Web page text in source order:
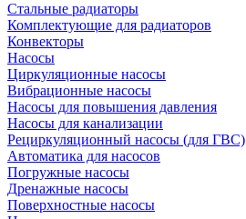
Стальные радиаторы
Комплектующие для радиаторов
Конвекторы
Насосы
Циркуляционные насосы
Вибрационные насосы
Насосы для повышения давления
Насосы для канализации
Рециркуляционный насосы (для ГВС)
Автоматика для насосов
Погружные насосы
Дренажные насосы
Поверхностные насосы